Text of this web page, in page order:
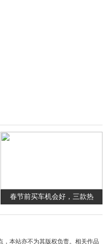
春节前买车机会好，三款热
本站亦不为其版权负责。相关作品